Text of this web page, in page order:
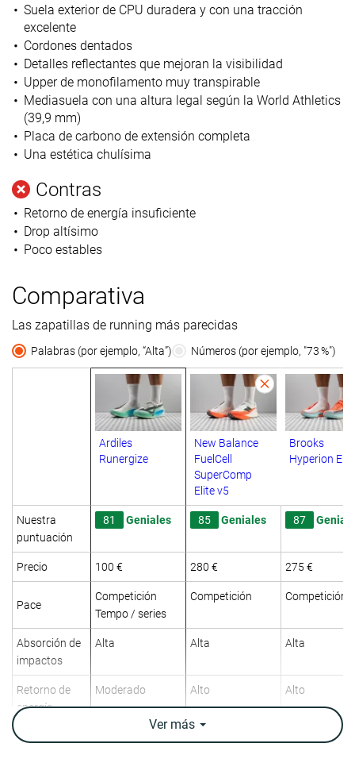
Suela exterior de CPU duradera y con una tracción
excelente
Cordones dentados
Detalles reflectantes que mejoran la visibilidad
Upper de monofilamento muy transpirable
Mediasuela con una altura legal según la World Athletics
(39,9 mm)
Placa de carbono de extensión completa
Una estética chulísima
Contras
Retorno de energía insuficiente
Drop altísimo
Poco estables
Comparativa
Las zapatillas de running más parecidas
Palabras (por ejemplo, “Alta”) Números (por ejemplo, "73 %")
Ardiles
Runergize
New Balance
FuelCell
SuperComp
Elite v5
Brooks
Hyperion
Nuestra
puntuación
81 Geniales 85 Geniales 87
Precio 100 € 280 € 275 €
Pace
Competición
Tempo / series
Competición Competición
Absorción de
impactos
Alta Alta Alta
Retorno de
energía
Moderado Alto Alto
Tracción
Ver más